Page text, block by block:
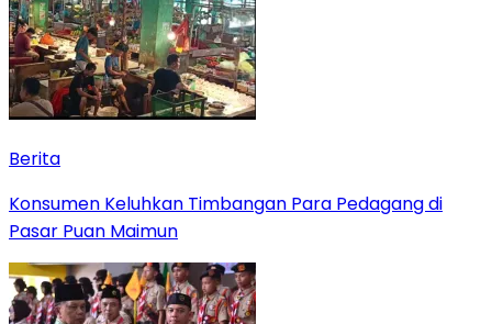
Berita
Konsumen Keluhkan Timbangan Para Pedagang di
Pasar Puan Maimun